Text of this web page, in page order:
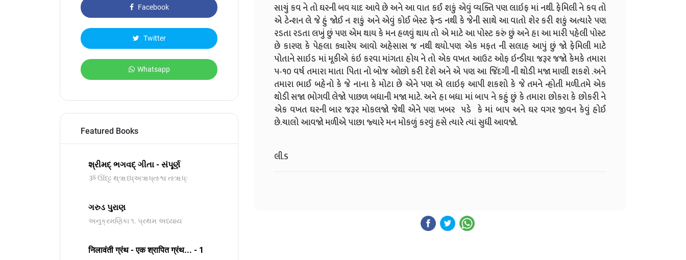
Facebook
Twitter
Whatsapp
Featured Books
શ્રીમદ્ ભગવદ્ ગીતા - સંપૂર્ણ
ૐ ઊંધ્ટ્ટ થ્ૠધ્ધ્અૠધ્ઌશ્વ ઌૠધ્ઃ
ગરુડ પુરાણ
અનુક્રમણિકા ૧. પ્રથમ અધ્યાય
निलावंती ग्रंथ - एक श्रापित ग्रंथ... - 1
સાચું કવ ને તો ઘરની બવ યાદ આવે છે અને આ વાત કઈ શકું એવું વ્યક્તિ પણ લાઇફ માં નથી. ફેમિલી ને કવ તો
એ ટેન્શન લે જે હું જોઈ ન શકું અને એવું કોઈ બેસ્ટ ફ્રેન્ડ નથી કે જેની સાથે આ વાતો શેર કરી શકું અત્યારે પણ
રડતા રડતા લખું છું પણ એમ થાય કે મન હળવું થાય તો એ માટે આ પોસ્ટ કરું છું અને હા આ મારી પહેલી પોસ્ટ
છે કારણ કે પેહલા ક્યારેય આવો અહેસાસ જ નથી થયો.પણ એક મફત ની સલાહ આપું છું જો ફેમિલી માટે
પોતાને સાઇડ માં મૂકીએ કંઇ કરવા માંગતા હોય ને તો એક વખત આઉટ ઓફ ઇન્ડીયા જરૂર જજો કેમકે તમારા
૫-૧૦ વર્ષ તમારા માતા પિતા નો બોજ ઓછો કરી દેશે અને એ પણ આ જિંદગી ની થોડી મજા માણી શકશે .અને
તમારા ભાઈ બહેનો કે જે નાના કે મોટા છે એને પણ એ લાઇફ આપી શકશો કે જે તમને ન્હોતી મળી.તમે એક
થોડી સજા ભોગવી લેજો પાછળ બધાની મજા માટે. અને હા બધા માં બાપ ને કહું છું કે તમારા છોકરા કે છોકરી ને
એક વખત ઘરની બાર જરૂર મોકલજો જેથી એને પણ ખબર પડે કે માં બાપ અને ઘર વગર જીવન કેવું હોઈ
છે.ચાલો આવજો મળીએ પાછા જ્યારે મન મોકળું કરવું હસે ત્યારે ત્યાં સુધી આવજો.
લી.S